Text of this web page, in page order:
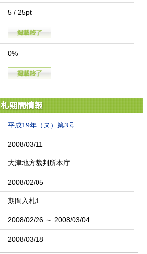
5 / 25pt
0%
期間情報
平成19年（ヌ）第3号
2008/03/11
大津地方裁判所本庁
2008/02/05
期間入札1
2008/02/26 ～ 2008/03/04
2008/03/18